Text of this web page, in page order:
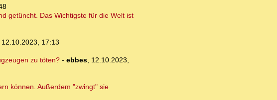
getüncht. Das Wichtigste für die Welt ist
12.10.2023, 17:13
zu töten?- ebbes, 12.10.2023,
können. Außerdem "zwingt" sie